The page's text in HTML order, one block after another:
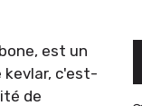
est un
kevlar, c'est-
de